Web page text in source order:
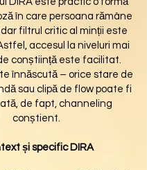
în care persoana rămâne
filtrul critic al minții este
accesul la niveluri mai
conștiință este facilitat.
înnăscută – orice stare de
sau clipă de flow poate fi
de fapt, channeling
conștient.
și specific DIRA